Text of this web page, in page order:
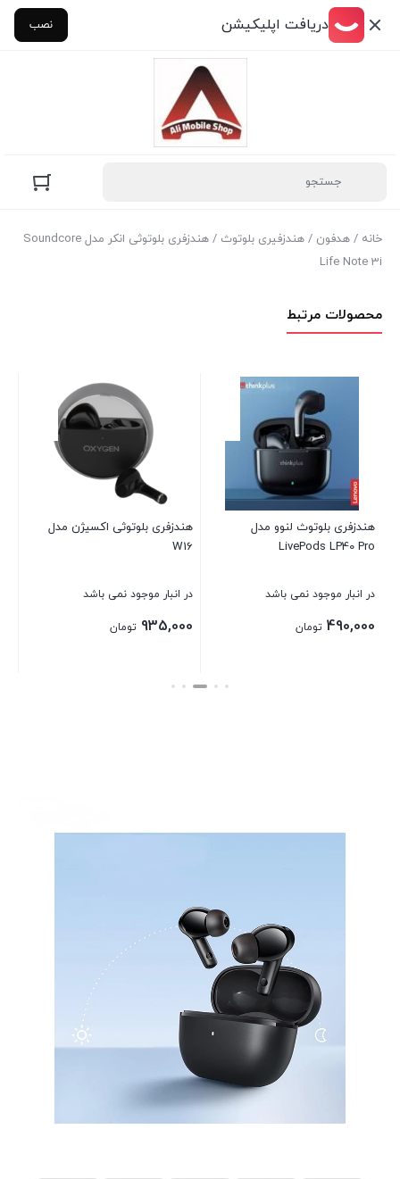
دریافت اپلیکیشن نصب
خانه / هدفون / هندزفیری بلوتوث
/ هندزفری بلوتوثی انکر مدل Soundcore
Life Note 3i
محصولات مرتبط
هندزفری بلوتوث لنوو مدل
LivePods LP40 Pro
در انبار موجود نمی باشد
490,000 تومان
هندزفری بلوتوثی اکسیژن مدل
W16
در انبار موجود نمی باشد
935,000 تومان
بستن